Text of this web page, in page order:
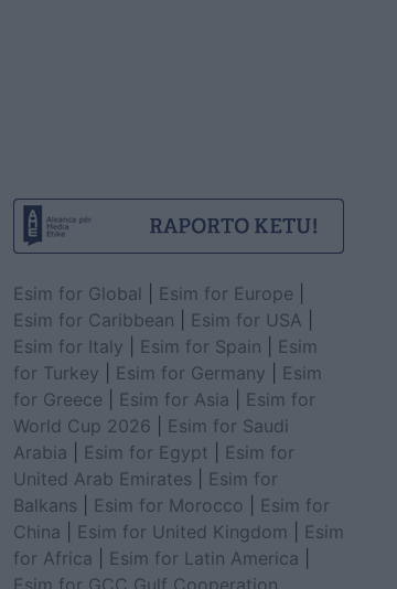
Esim for Global Esim for Europe
Esim for Caribbean
Esim for USA
Esim for Italy
Esim for Spain
Esim
for Turkey
Esim for Germany
Esim
for Greece
Esim for Asia
Esim for
World Cup 2026
Esim for Saudi
Arabia
Esim for Egypt
Esim for
United Arab Emirates
Esim for
Balkans
Esim for Morocco
Esim for
China
Esim for United Kingdom
Esim
for Africa
Esim for Latin America
Esim for GCC Gulf Cooperation